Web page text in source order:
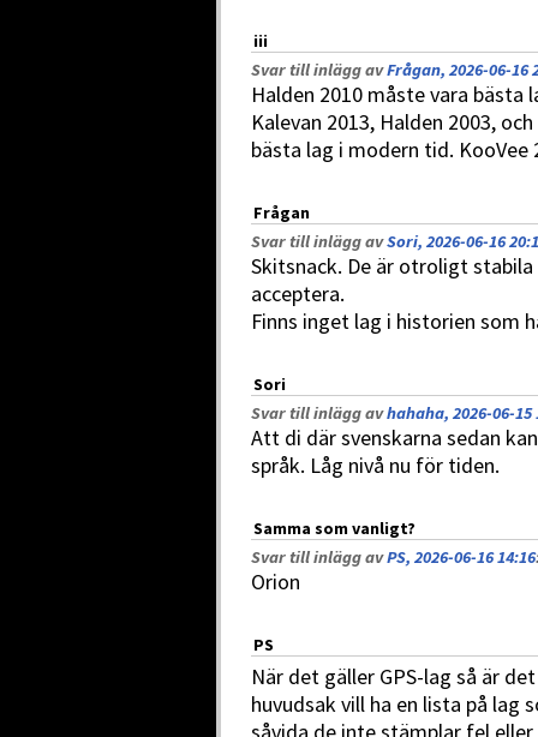
iii
Svar till inlägg avFrågan, 2026-06-16
Halden 2010 måste vara bästa
Kalevan 2013, Halden 2003,
bästa lag i modern tid. KooVee
Frågan
Svar till inlägg avSori, 2026-06-16
Skitsnack. De är otroligt
acceptera.
Finns inget lag i historien som
Sori
Svar till inlägg avhahaha, 2026-06-15
Att di där svenskarna sedan
språk. Låg nivå nu för tiden.
Samma som vanligt?
Svar till inlägg avPS, 2026-06-16 14:16
Orion
PS
När det gäller GPS-lag så är
huvudsak vill ha en lista på lag